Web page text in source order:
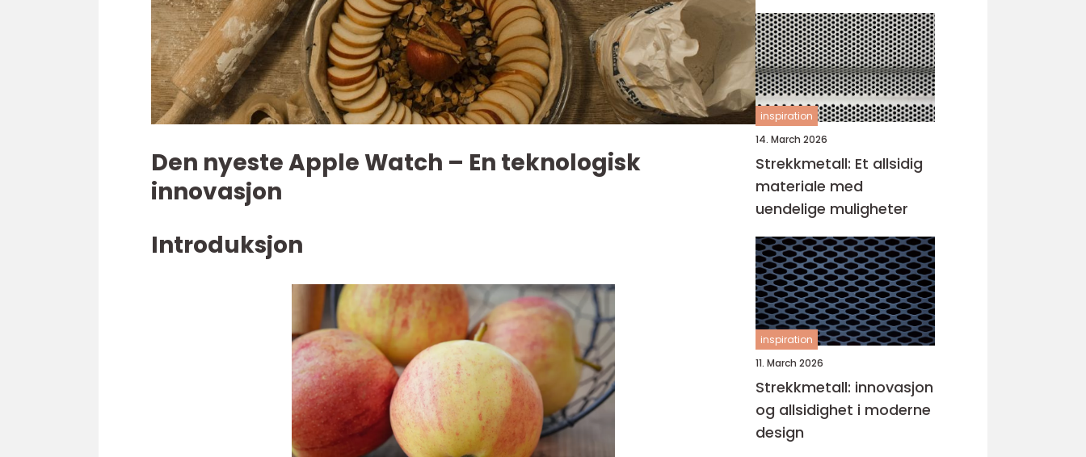
Den nyeste Apple Watch – En teknologisk
innovasjon
Introduksjon
inspiration
14. March 2026
Strekkmetall: Et allsidig
materiale med
uendelige muligheter
inspiration
11. March 2026
Strekkmetall: innovasjon
og allsidighet i moderne
design